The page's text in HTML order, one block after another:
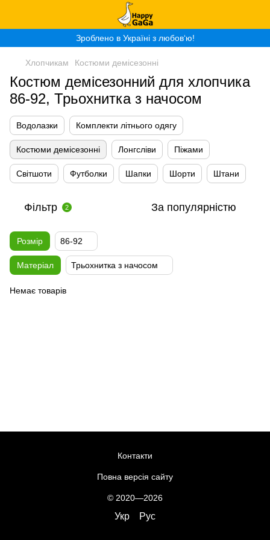
Зроблено в Україні з любов‘ю!
Хлопчикам Костюми демісезонні
Костюм демісезонний для хлопчика
86-92, Трьохнитка з начосом
Водолазки Комплекти літнього одягу
Костюми демісезонні Лонгсліви Піжами
Світшоти Футболки Шапки Шорти Штани
Фільтр 2 За популярністю
Розмір 86-92
Матеріал Трьохнитка з начосом
Немає товарів
Контакти
Повна версія сайту
© 2020—2026
Укр Рус